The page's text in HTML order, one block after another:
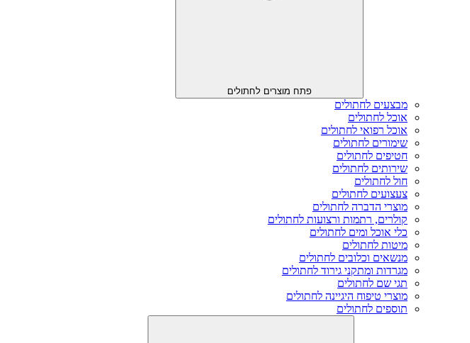
פתח מוצרים לחתולים
מבצעים לחתולים
אוכל לחתולים
אוכל רפואי לחתולים
שימורים לחתולים
חטיפים לחתולים
שירותים לחתולים
חול לחתולים
צעצועים לחתולים
מוצרי הדברה לחתולים
קולרים, רתמות ורצועות לחתולים
כלי אוכל ומים לחתולים
מיטות לחתולים
מנשאים וכלובים לחתולים
מגרדות ומתקני גירוד לחתולים
תגי שם לחתולים
מוצרי טיפוח היגיינה לחתולים
תוספים לחתולים